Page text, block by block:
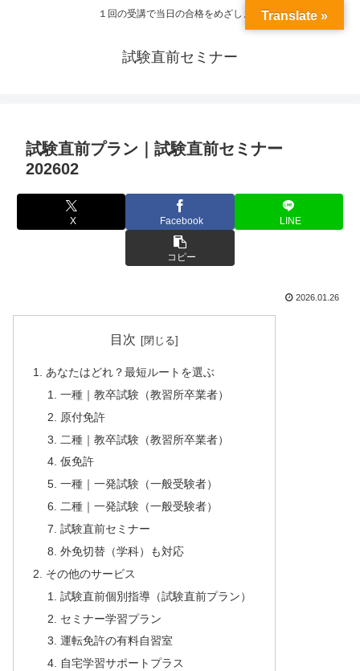
１回の受講で当日の合格をめざします
試験直前セミナー
試験直前プラン｜試験直前セミナー
202602
X Facebook LINE
コピー
2026.01.26
目次
あなたはどれ？最短ルートを選ぶ
一種｜教卒試験（教習所卒業者）
原付免許
二種｜教卒試験（教習所卒業者）
仮免許
一種｜一発試験（一般受験者）
二種｜一発試験（一般受験者）
試験直前セミナー
外免切替（学科）も対応
その他のサービス
試験直前個別指導（試験直前プラン）
セミナー学習プラン
運転免許の有料自習室
自宅学習サポートプラス
Translate »